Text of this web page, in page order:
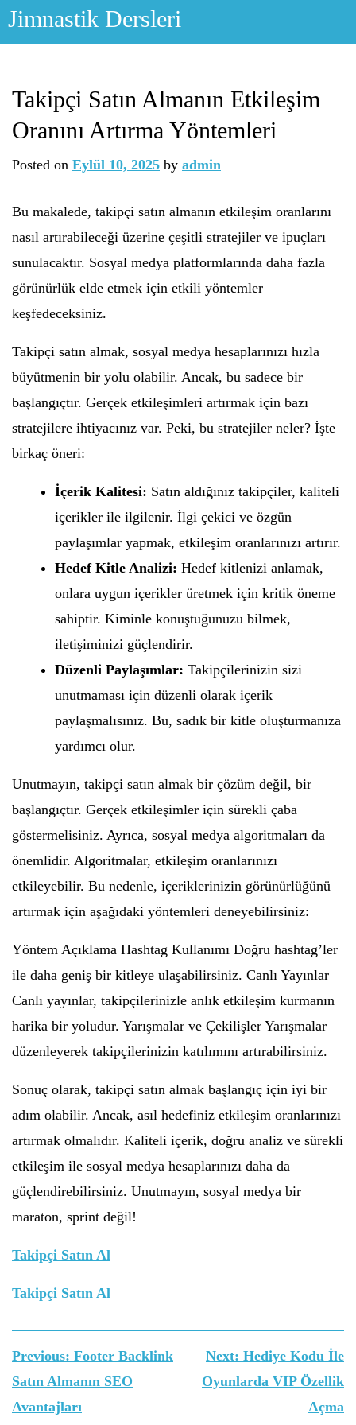
Skip
Jimnastik Dersleri
Takipçi Satın Almanın Etkileşim
Oranını Artırma Yöntemleri
Posted on Eylül 10, 2025 by admin
Bu makalede, takipçi satın almanın etkileşim oranlarını
nasıl artırabileceği üzerine çeşitli stratejiler ve ipuçları
sunulacaktır. Sosyal medya platformlarında daha fazla
görünürlük elde etmek için etkili yöntemler
keşfedeceksiniz.
Takipçi satın almak, sosyal medya hesaplarınızı hızla
büyütmenin bir yolu olabilir. Ancak, bu sadece bir
başlangıçtır. Gerçek etkileşimleri artırmak için bazı
stratejilere ihtiyacınız var. Peki, bu stratejiler neler? İşte
birkaç öneri:
İçerik Kalitesi: Satın aldığınız takipçiler, kaliteli
içerikler ile ilgilenir. İlgi çekici ve özgün
paylaşımlar yapmak, etkileşim oranlarınızı artırır.
Hedef Kitle Analizi: Hedef kitlenizi anlamak,
onlara uygun içerikler üretmek için kritik öneme
sahiptir. Kiminle konuştuğunuzu bilmek,
iletişiminizi güçlendirir.
Düzenli Paylaşımlar: Takipçilerinizin sizi
unutmaması için düzenli olarak içerik
paylaşmalısınız. Bu, sadık bir kitle oluşturmanıza
yardımcı olur.
Unutmayın, takipçi satın almak bir çözüm değil, bir
başlangıçtır. Gerçek etkileşimler için sürekli çaba
göstermelisiniz. Ayrıca, sosyal medya algoritmaları da
önemlidir. Algoritmalar, etkileşim oranlarınızı
etkileyebilir. Bu nedenle, içeriklerinizin görünürlüğünü
artırmak için aşağıdaki yöntemleri deneyebilirsiniz:
Yöntem Açıklama Hashtag Kullanımı Doğru hashtag’ler
ile daha geniş bir kitleye ulaşabilirsiniz. Canlı Yayınlar
Canlı yayınlar, takipçilerinizle anlık etkileşim kurmanın
harika bir yoludur. Yarışmalar ve Çekilişler Yarışmalar
düzenleyerek takipçilerinizin katılımını artırabilirsiniz.
Sonuç olarak, takipçi satın almak başlangıç için iyi bir
adım olabilir. Ancak, asıl hedefiniz etkileşim oranlarınızı
artırmak olmalıdır. Kaliteli içerik, doğru analiz ve sürekli
etkileşim ile sosyal medya hesaplarınızı daha da
güçlendirebilirsiniz. Unutmayın, sosyal medya bir
maraton, sprint değil!
Takipçi Satın Al
Takipçi Satın Al
Yazı
gezinmesi
Previous: Footer Backlink
Satın Almanın SEO
Avantajları
Next: Hediye Kodu İle
Oyunlarda VIP Özellik
Açma